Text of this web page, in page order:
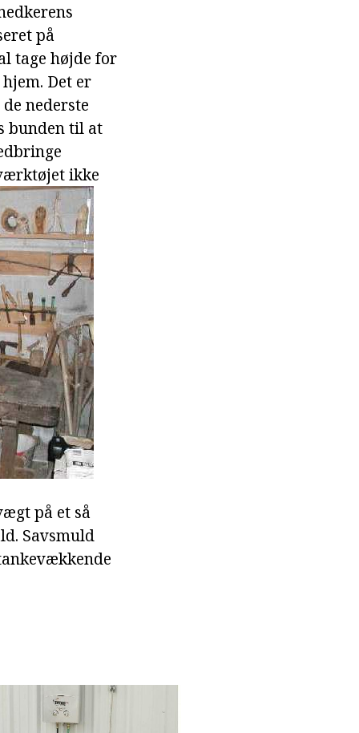
på
tage højde for
Det er
nederste
bunden til at
ikke
på et så
Savsmuld